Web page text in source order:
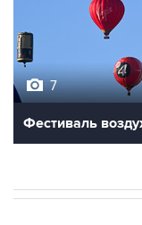
Фестиваль